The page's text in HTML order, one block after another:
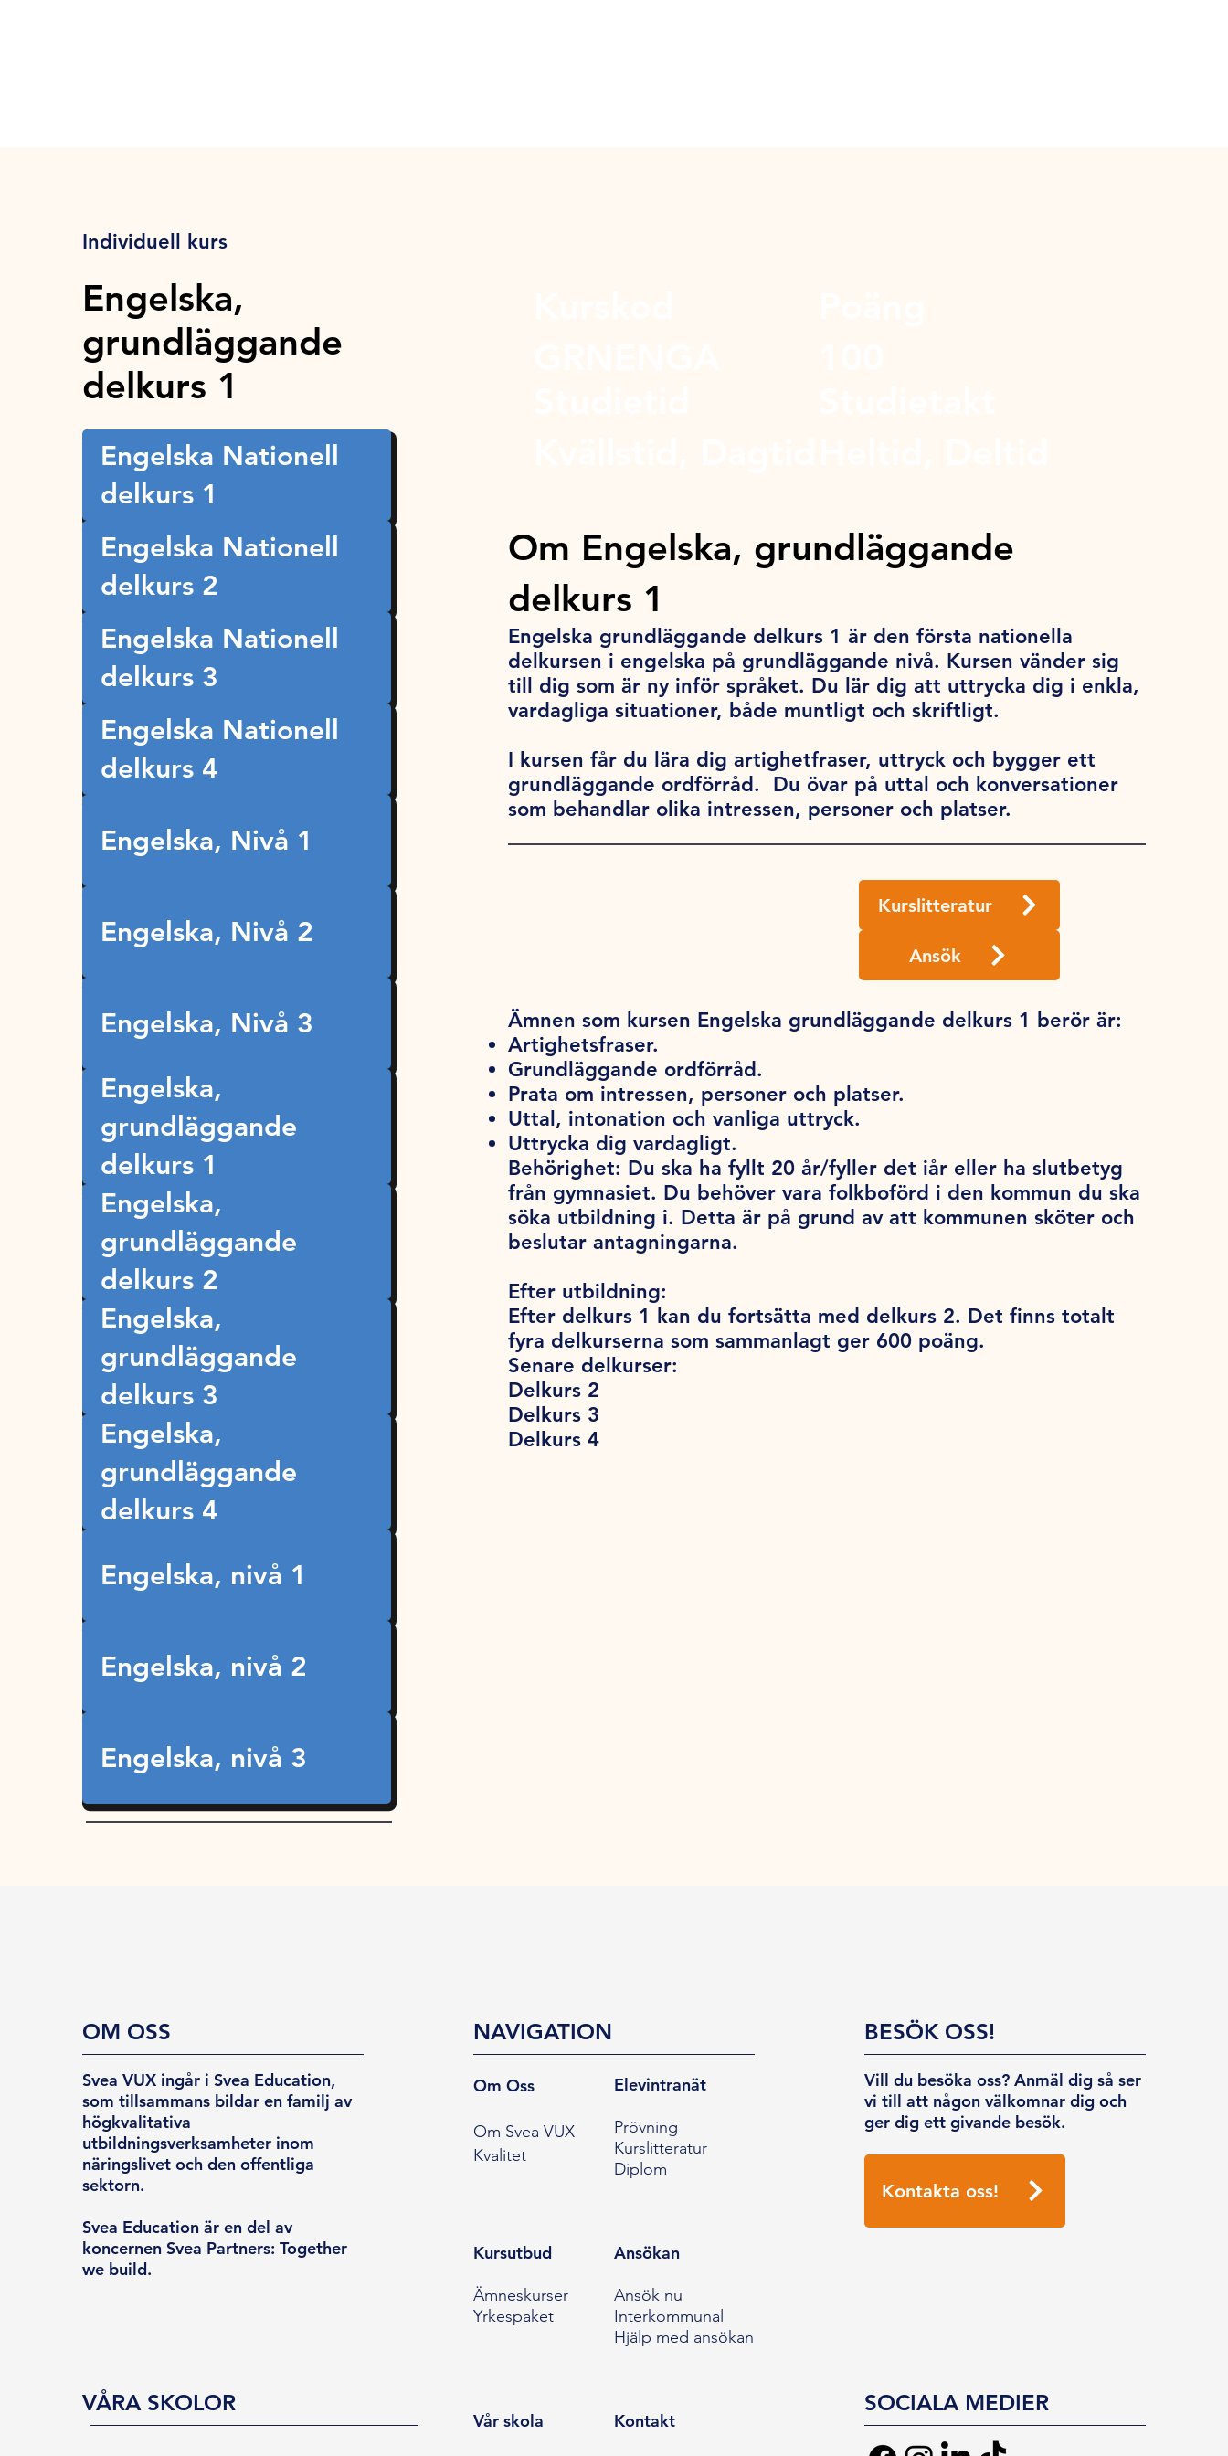
Individuell kurs
Engelska,
grundläggande
delkurs 1
Engelska Nationell
delkurs 1
Engelska Nationell
delkurs 2
Engelska Nationell
delkurs 3
Engelska Nationell
delkurs 4
Engelska, Nivå 1
Engelska, Nivå 2
Engelska, Nivå 3
Engelska,
grundläggande
delkurs 1
Engelska,
grundläggande
delkurs 2
Engelska,
grundläggande
delkurs 3
Engelska,
grundläggande
delkurs 4
Engelska, nivå 1
Engelska, nivå 2
Engelska, nivå 3
Om Engelska, grundläggande
delkurs 1
Engelska grundläggande delkurs 1 är den första nationella
delkursen i engelska på grundläggande nivå. Kursen vänder sig
till dig som är ny inför språket. Du lär dig att uttrycka dig i enkla,
vardagliga situationer, både muntligt och skriftligt.
I kursen får du lära dig artighetfraser, uttryck och bygger ett
grundläggande ordförråd. Du övar på uttal och konversationer
som behandlar olika intressen, personer och platser.
Kurslitteratur
Ansök
Ämnen som kursen Engelska grundläggande delkurs 1 berör är:
Artighetsfraser.
Grundläggande ordförråd.
Prata om intressen, personer och platser.
Uttal, intonation och vanliga uttryck.
Uttrycka dig vardagligt.
Behörighet: Du ska ha fyllt 20 år/fyller det iår eller ha slutbetyg
från gymnasiet. Du behöver vara folkboförd i den kommun du ska
söka utbildning i. Detta är på grund av att kommunen sköter och
beslutar antagningarna.
Efter utbildning:
Efter delkurs 1 kan du fortsätta med delkurs 2. Det finns totalt
fyra delkurserna som sammanlagt ger 600 poäng.
Senare delkurser:
Delkurs 2
Delkurs 3
Delkurs 4
OM OSS
Svea VUX ingår i Svea Education,
som tillsammans bildar en familj av
högkvalitativa
utbildningsverksamheter inom
näringslivet och den offentliga
sektorn.
Svea Education är en del av
koncernen Svea Partners: Together
we build.
VÅRA SKOLOR
NAVIGATION
Om Oss
Om Svea VUX
Kvalitet
Elevintranät
Prövning
Kurslitteratur
Diplom
Kursutbud
Ämneskurser
Yrkespaket
Ansökan
Ansök nu
Interkommunal
Hjälp med ansökan
Vår skola Kontakt
BESÖK OSS!
Vill du besöka oss? Anmäl dig så ser
vi till att någon välkomnar dig och
ger dig ett givande besök.
Kontakta oss!
SOCIALA MEDIER